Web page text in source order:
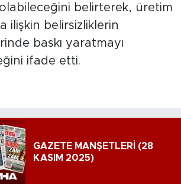
belirterek, üretim
ilişkin belirsizliklerin
baskı yaratmayı
ifade etti.
GAZETE MANŞETLERİ (28
KASIM 2025)